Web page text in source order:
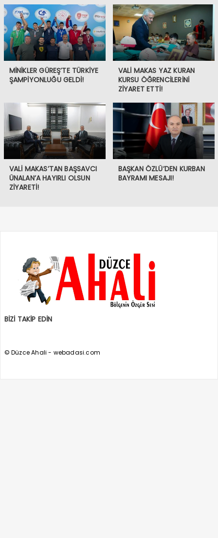
MİNİKLER GÜREŞ’TE TÜRKİYE
ŞAMPİYONLUĞU GELDİ!
VALİ MAKAS YAZ KURAN
KURSU ÖĞRENCİLERİNİ
ZİYARET ETTİ!
VALİ MAKAS’TAN BAŞSAVCI
ÜNALAN’A HAYIRLI OLSUN
ZİYARETİ!
BAŞKAN ÖZLÜ’DEN KURBAN
BAYRAMI MESAJI!
BİZİ TAKİP EDİN
© Düzce Ahali - webadasi.com